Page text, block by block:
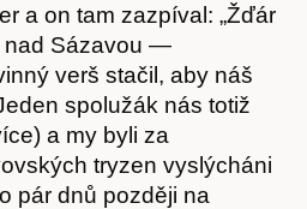
a on tam zazpíval: „Žďár
nad Sázavou —
verš stačil, aby náš
spolužák nás totiž
a my byli za
tryzen vyslýcháni
pár dnů později na